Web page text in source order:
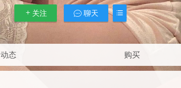
关注 聊天
动态 购买